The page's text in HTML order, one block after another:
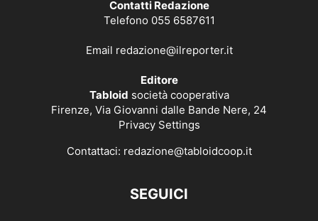
Contatti Redazione
Telefono 055 6587611
Email redazione@ilreporter.it
Editore
Tabloid società cooperativa
Firenze, Via Giovanni dalle Bande Nere, 24
Privacy Settings
Contattaci: redazione@tabloidcoop.it
SEGUICI